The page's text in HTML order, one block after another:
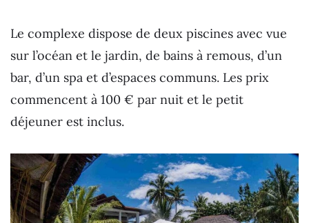
Le complexe dispose de deux piscines avec vue
sur l’océan et le jardin, de bains à remous, d’un
bar, d’un spa et d’espaces communs. Les prix
commencent à 100 € par nuit et le petit
déjeuner est inclus.